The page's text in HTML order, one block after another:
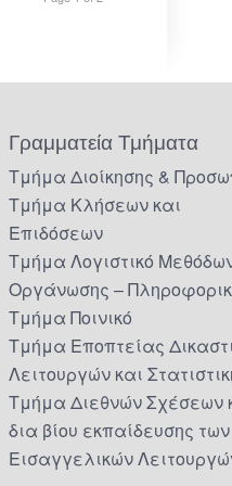
Γραμματεία Τμήματα
Τμήμα Διοίκησης &
Τμήμα Κλήσεων και
Επιδόσεων
Τμήμα Λογιστικό
Οργάνωσης –
Τμήμα Ποινικό
Τμήμα Εποπτείας
Λειτουργών και
Τμήμα Διεθνών Σχέσεων
δια βίου εκπαίδευσης των
Εισαγγελικών